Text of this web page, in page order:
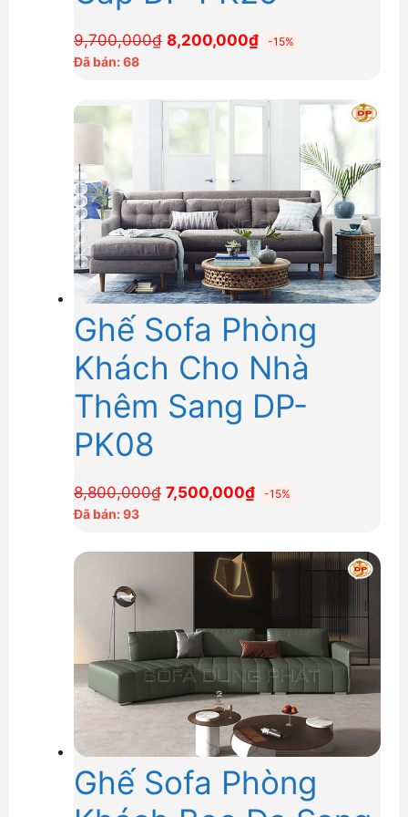
9,700,000₫ Giá
9,700,000₫.
8,200,000₫Giá
là:
8,200,000₫.
-15%
Đã bán: 68
Ghế Sofa Phòng
Khách Cho Nhà
Thêm Sang DP-
PK08
8,800,000₫ Giá
8,800,000₫.
7,500,000₫Giá
-15%
Đã bán: 93
Ghế Sofa Phòng